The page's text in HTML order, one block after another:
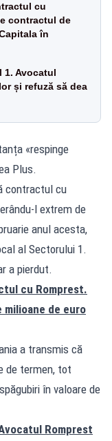
cu
contractul de
în
1. Avocatul
și refuză să dea
«respinge
Plus.
contractul cu
l extrem de
anul acesta,
al Sectorului 1.
a pierdut.
cu Romprest.
de euro
a transmis că
de termen, tot
în valoare de
Romprest